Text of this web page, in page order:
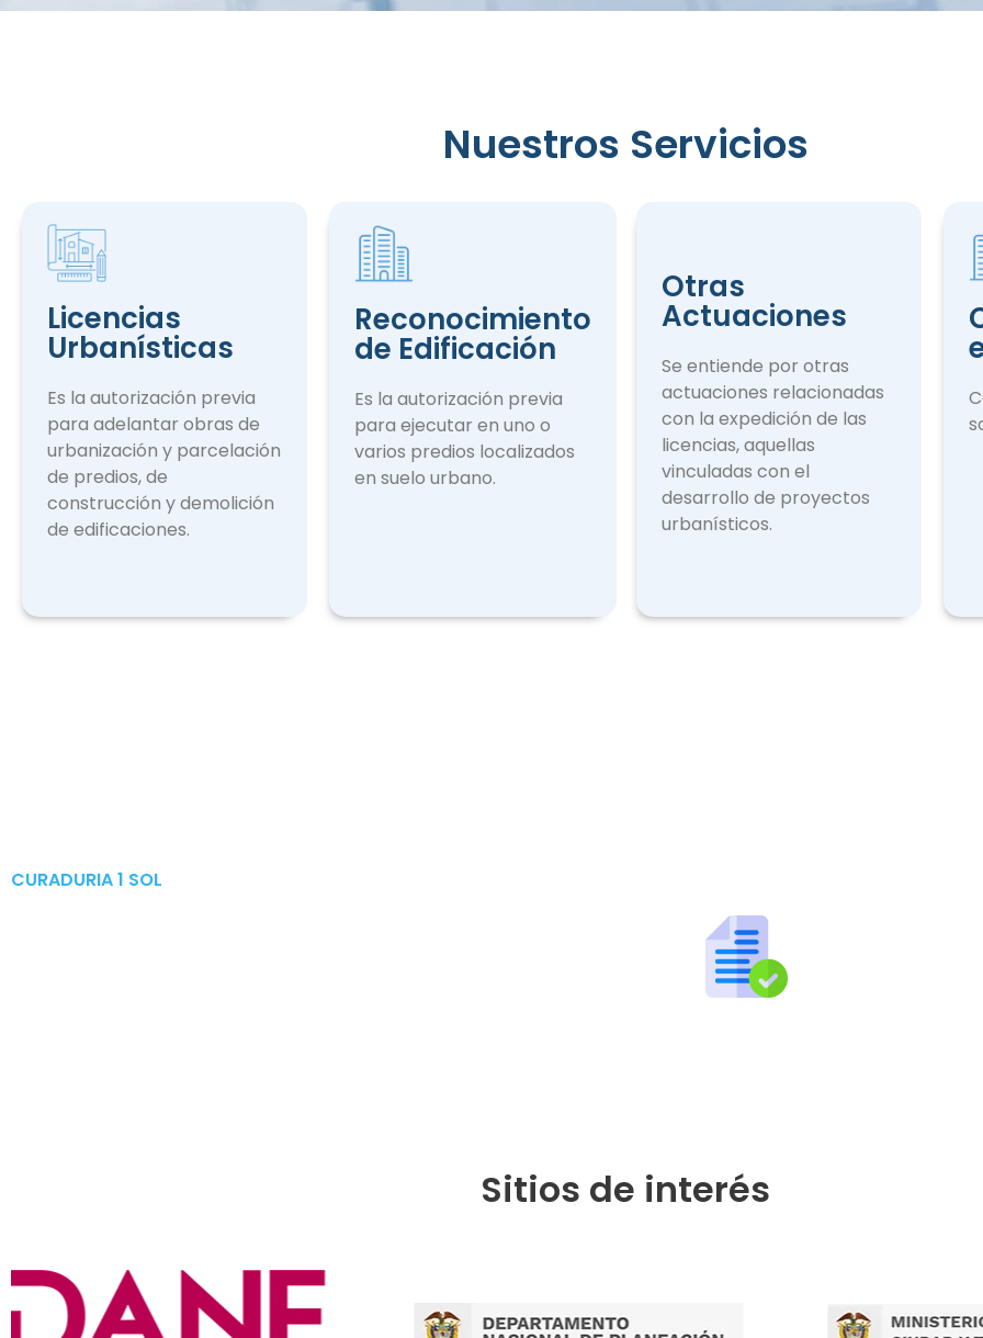
Reconocimiento
de Edificación
Nuestros Servicios
Licencias
Urbanísticas
Es la autorización previa
para adelantar obras de
urbanización y parcelación
de predios, de
construcción y demolición
de edificaciones.
Reconocimiento
de Edificación
Es la autorización previa
para ejecutar en uno o
varios predios localizados
en suelo urbano.
Otras
Actuaciones
Se entiende por otras
actuaciones rela­cionadas
con la expedición de las
licencias, aquellas
vinculadas con el
desarrollo de proyectos
urbanísticos.
CURADURIA 1 SOL
Sitios de interés